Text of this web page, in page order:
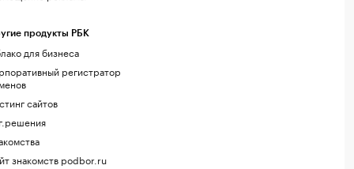
продукты РБК
для бизнеса
регистратор
сайтов
знакомств podbor.ru